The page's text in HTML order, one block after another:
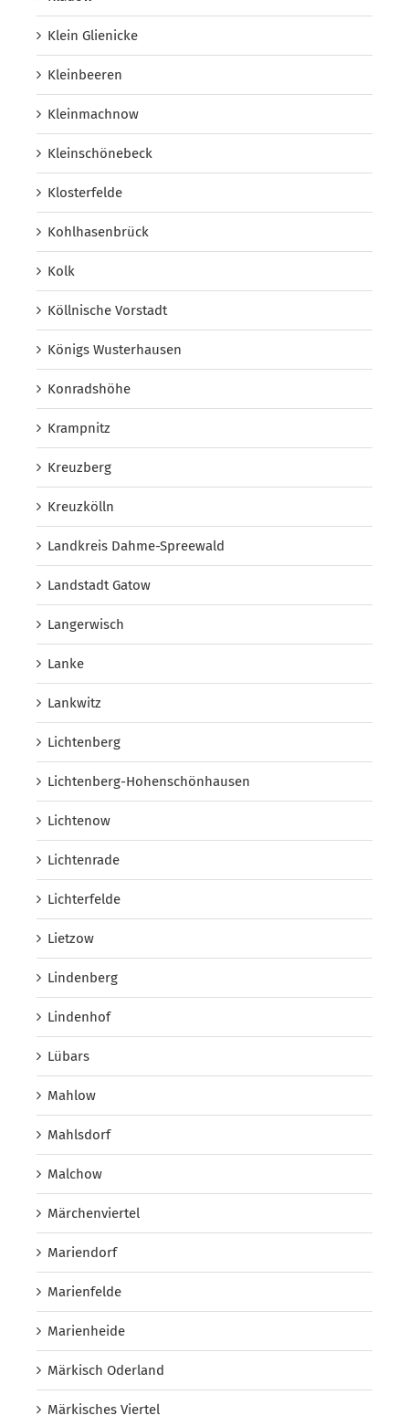
Klein Glienicke
Kleinbeeren
Kleinmachnow
Kleinschönebeck
Klosterfelde
Kohlhasenbrück
Kolk
Köllnische Vorstadt
Königs Wusterhausen
Konradshöhe
Krampnitz
Kreuzberg
Kreuzkölln
Landkreis Dahme-Spreewald
Landstadt Gatow
Langerwisch
Lanke
Lankwitz
Lichtenberg
Lichtenberg-Hohenschönhausen
Lichtenow
Lichtenrade
Lichterfelde
Lietzow
Lindenberg
Lindenhof
Lübars
Mahlow
Mahlsdorf
Malchow
Märchenviertel
Mariendorf
Marienfelde
Marienheide
Märkisch Oderland
Märkisches Viertel